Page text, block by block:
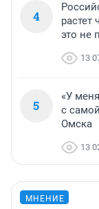
4
это не
13
5
«У
с
Омска
13
МНЕНИЕ